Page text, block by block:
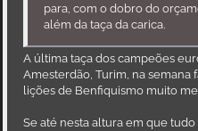
para, com o dobro do
além da taça da carica.
A última taça dos campeões
Amesterdão, Turim, na semana
lições de Benfiquismo muito
Se até nesta altura em que